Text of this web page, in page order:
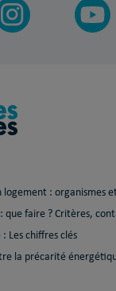
: organismes
que faire ? Critères,
Les chiffres clés
la précarité